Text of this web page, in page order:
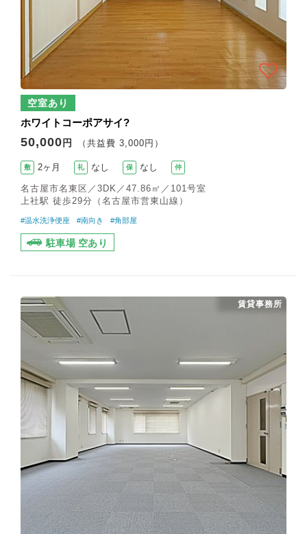
空室あり
ホワイトコーポアサイ?
50,000 円 （共益費 3,000円）
敷 2ヶ月 礼 なし 保 なし 仲
名古屋市名東区／3DK／47.86㎡／101号室
上社駅 徒歩29分（名古屋市営東山線）
#温水洗浄便座 #南向き #角部屋
駐車場 空あり
賃貸事務所